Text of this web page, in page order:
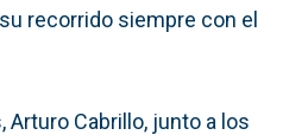
recorrido siempre con el
Arturo Cabrillo, junto a los